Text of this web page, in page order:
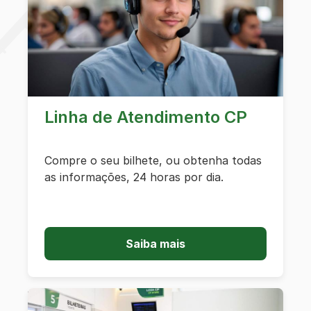
Linha de Atendimento CP
Compre o seu bilhete, ou obtenha todas
as informações, 24 horas por dia.
Saiba mais